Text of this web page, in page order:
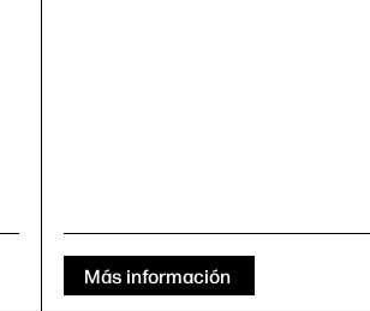
Más información